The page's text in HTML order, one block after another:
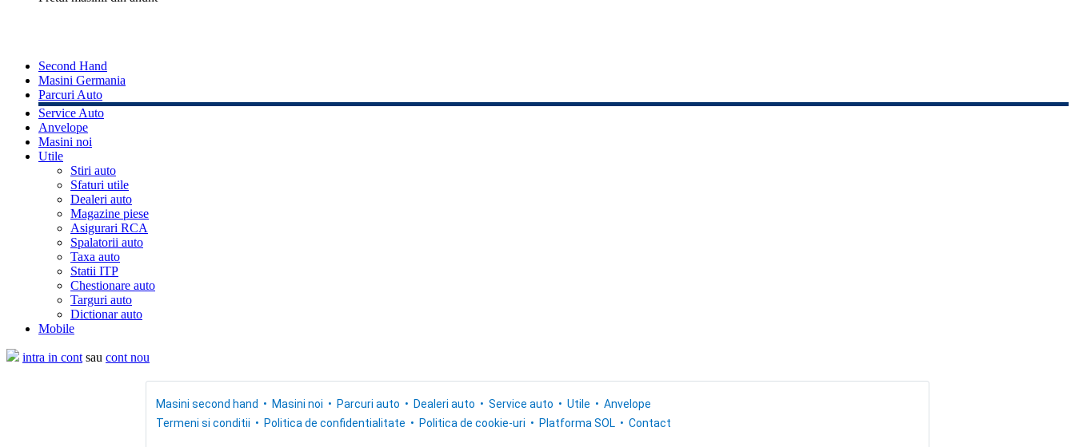
Second Hand
Masini Germania
Parcuri Auto
Service Auto
Anvelope
Masini noi
Utile
Stiri auto
Sfaturi utile
Dealeri auto
Magazine piese
Asigurari RCA
Spalatorii auto
Taxa auto
Statii ITP
Chestionare auto
Targuri auto
Dictionar auto
Mobile
intra in cont sau cont nou
Masini second hand Masini noi Parcuri auto Dealeri auto Service auto Utile
Anvelope
Termeni si conditii
Politica de confidentialitate Politica de cookie-uri Platforma SOL Contact